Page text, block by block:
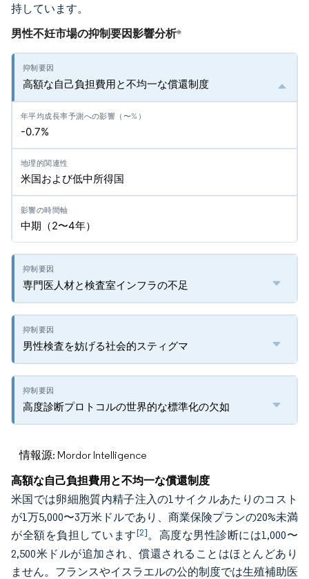
持しています。
男性不妊市場の抑制要因影響分析*
高額な自己負担費用と不均一な償還制度
-0.7%
米国および低中所得国
中期（2〜4年）
専門医人材と検査室インフラの不足
男性検査を妨げる社会的スティグマ
高度診断プロトコルの世界的な標準化の欠如
情報源: Mordor Intelligence
高額な自己負担費用と不均一な償還制度
米国では卵細胞質内精子注入の1サイクルあたりのコスト
が1万5,000〜3万米ドルであり、商業保険プランの20%未満
が全額を負担しています[2]。高度な男性診断には1,000〜
2,500米ドルが追加され、償還されることはほとんどあり
ません。フランスやイスラエルの公的制度では生殖補助医